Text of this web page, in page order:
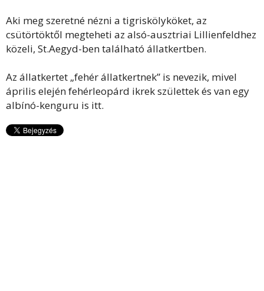
Aki meg szeretné nézni a tigriskölyköket, az
csütörtöktől megteheti az alsó-ausztriai Lillienfeldhez
közeli, St.Aegyd-ben található állatkertben.
Az állatkertet „fehér állatkertnek” is nevezik, mivel
április elején fehérleopárd ikrek születtek és van egy
albínó-kenguru is itt.